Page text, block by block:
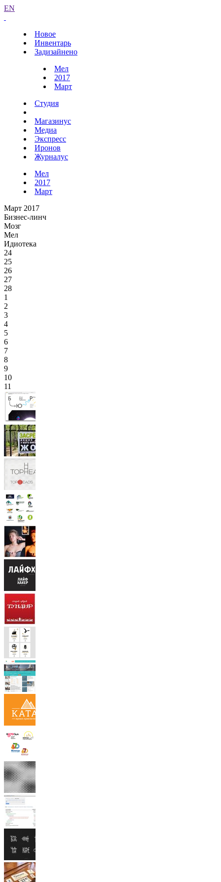
EN
Новое
Инвентарь
Задизайнено
Мел
2017
Март
Студия
Магазинус
Медиа
Экспресс
Иронов
Журналус
Мел
2017
Март
Март 2017
Бизнес-линч
Мозг
Мел
Идиотека
24
25
26
27
28
1
2
3
4
5
6
7
8
9
10
11